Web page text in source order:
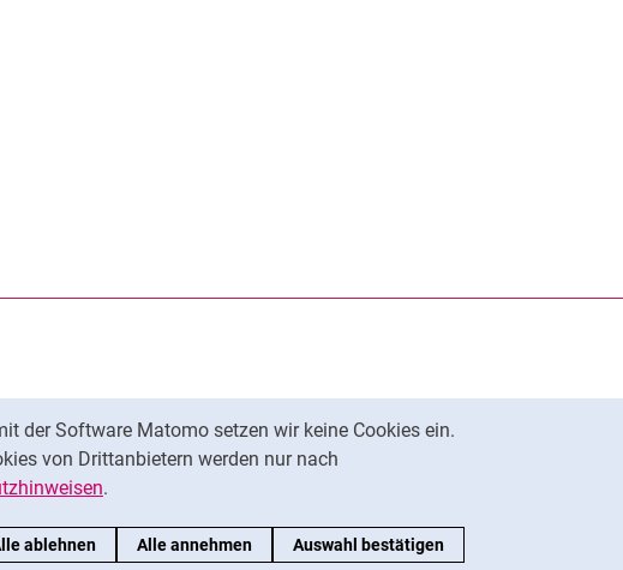
der Software Matomo setzen wir keine Cookies ein.
von Drittanbietern werden nur nach
.
ablehnen Alle annehmen Auswahl bestätigen
(externer Link, öffnet neues Fenster)
teilen (externer Link, öffnet neues Fenster)